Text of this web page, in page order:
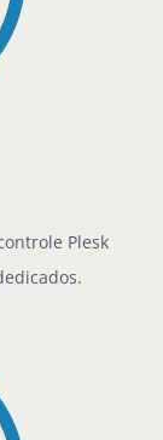
Plesk